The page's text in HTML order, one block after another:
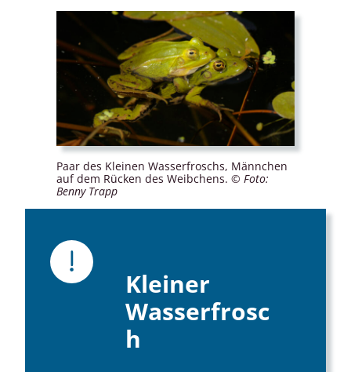
Paar des Kleinen Wasserfroschs, Männchen
auf dem Rücken des Weibchens. © Foto:
Benny Trapp
Kleiner
Wasserfrosc
h